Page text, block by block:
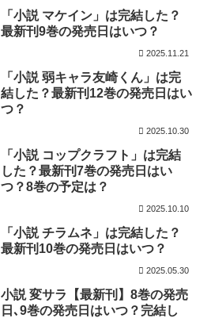
「小説 マケイン」は完結した？
最新刊9巻の発売日はいつ？
2025.11.21
「小説 弱キャラ友崎くん」は完
結した？最新刊12巻の発売日はい
つ？
2025.10.30
「小説 コップクラフト」は完結
した？最新刊7巻の発売日はい
つ？8巻の予定は？
2025.10.10
「小説 チラムネ」は完結した？
最新刊10巻の発売日はいつ？
2025.05.30
小説 変サラ【最新刊】8巻の発売
日､9巻の発売日はいつ？完結し